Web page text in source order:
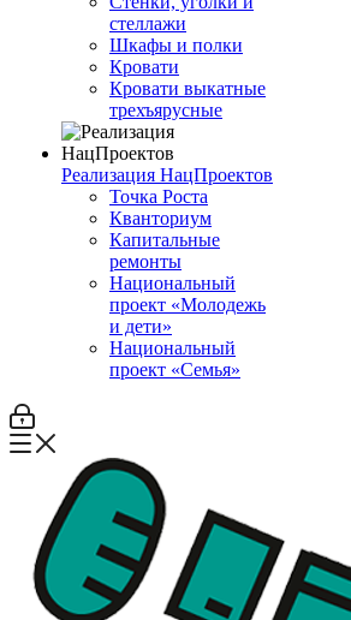
стеллажи
Шкафы и полки
Кровати
Кровати выкатные
трехъярусные
Реализация НацПроектов
Точка Роста
Кванториум
Капитальные
ремонты
Национальный
проект «Молодежь
и дети»
Национальный
проект «Семья»